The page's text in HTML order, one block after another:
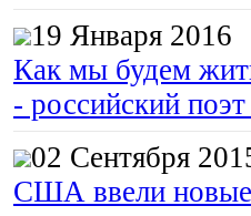
19 Января 2016
Как мы будем
- российский
02 Сентября
США ввели новые